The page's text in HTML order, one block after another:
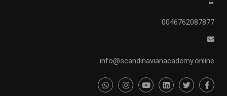
0046762087877
info@scandinavianacademy.online